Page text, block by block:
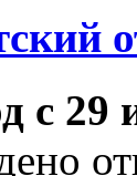
с 29